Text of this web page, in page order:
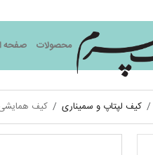
نیک چرم
محصولات
صفحه
کیف لپتاپ و سمیناری کیف